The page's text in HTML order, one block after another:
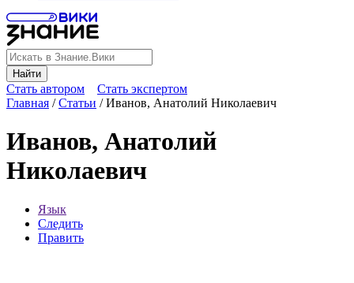
Найти
Стать автором
Стать экспертом
Главная /Статьи /Иванов, Анатолий Николаевич
Иванов, Анатолий
Николаевич
Язык
Следить
Править